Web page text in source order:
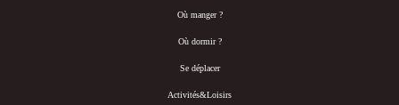
Où manger ?
Où dormir ?
Se déplacer
Activités&Loisirs